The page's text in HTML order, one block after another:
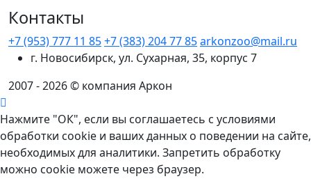
Контакты
+7 (953) 777 11 85+7 (383) 204 77 85arkonzoo@mail.ru
г. Новосибирск, ул. Сухарная, 35, корпус 7
2007 - 2026 © компания Аркон
Нажмите "ОК", если вы соглашаетесь с условиями
обработки cookie и ваших данных о поведении на сайте,
необходимых для аналитики. Запретить обработку
можно cookie можете через браузер.